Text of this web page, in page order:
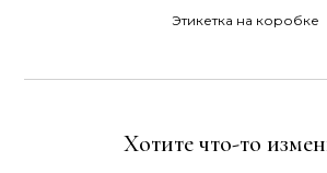
Этикетка на коробке
Хотите что-то